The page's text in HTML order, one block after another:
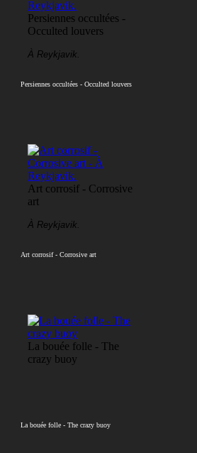
Persiennes occultées -
Occulted louvers
À Reykjavik.
Persiennes occultées - Occulted louvers
Art corrosif - Corrosive
art
À Reykjavik.
Art corrosif - Corrosive art
La bouée folle - The
crazy buoy
La bouée folle - The crazy buoy